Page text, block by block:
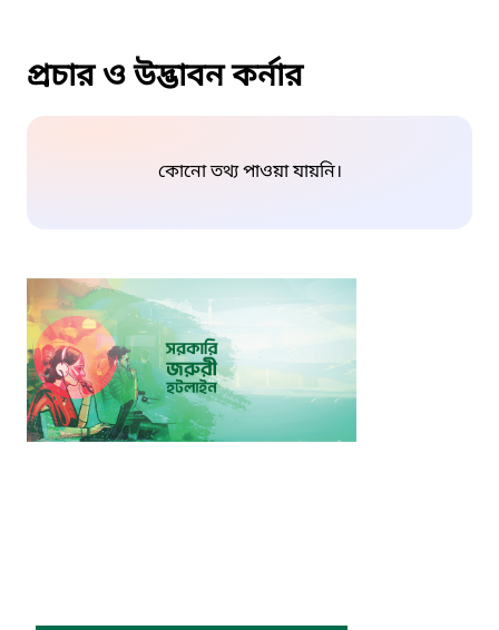
প্রচার ও উদ্ভাবন কর্নার
কোনো তথ্য পাওয়া যায়নি।